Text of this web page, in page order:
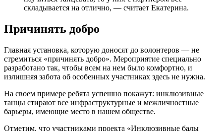
складывается на отлично, — считает Екатерина.
Причинять добро
Главная установка, которую доносят до волонтеров — не
стремиться «причинять добро». Мероприятие специально
разработано так, чтобы всем на нем было комфортно, и
излишняя забота об особенных участниках здесь не нужна.
На своем примере ребята успешно покажут: инклюзивные
танцы стирают все инфраструктурные и межличностные
барьеры, имеющие место в нашем обществе.‍
Отметим, что участниками проекта «Инклюзивные балы